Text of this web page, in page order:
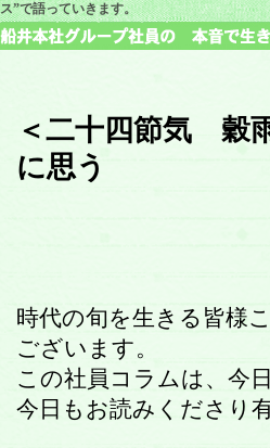
ス”で語っていきます。
＜二十四節気 穀
に思う
時代の旬を生きる皆様
ございます。
この社員コラムは、今
今日もお読みくださり